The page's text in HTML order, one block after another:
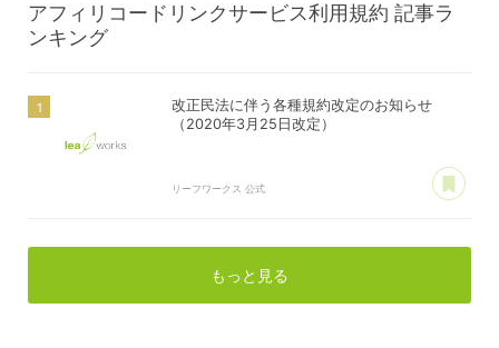
アフィリコードリンクサービス利用規約 記事ラ
ンキング
改正民法に伴う各種規約改定のお知らせ
（2020年3月25日改定）
リーフワークス 公式
もっと見る